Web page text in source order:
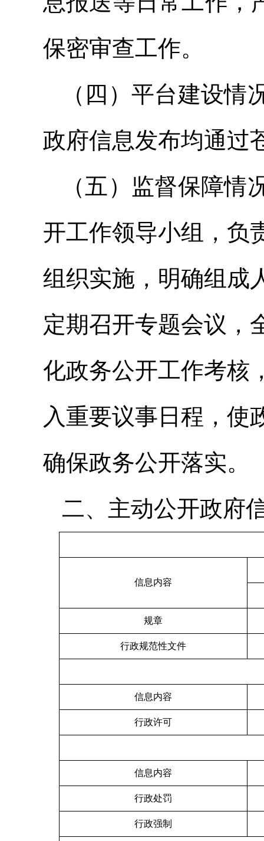
保密审查工作。
（四）平台建设
政府信息发布均通过
（五）监督保障
开工作领导小组，负
组织实施，明确组成
定期召开专题会议，
化政务公开工作考核
入重要议事日程，使
确保政务公开落实。
二、主动公开政府
信息内容
规章
行政规范性文件
信息内容
行政许可
信息内容
行政处罚
行政强制